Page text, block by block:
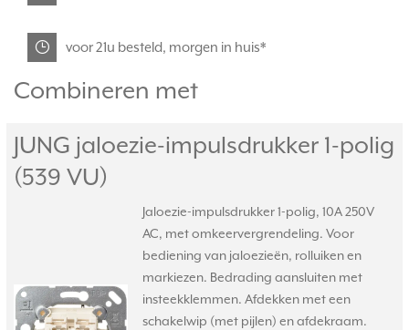
voor 21u besteld, morgen in huis*
Combineren met
JUNG jaloezie-impulsdrukker 1-polig
(539 VU)
Jaloezie-impulsdrukker 1-polig, 10A 250V
AC, met omkeervergrendeling. Voor
bediening van jaloezieën, rolluiken en
markiezen. Bedrading aansluiten met
insteekklemmen. Afdekken met een
schakelwip (met pijlen) en afdekraam.